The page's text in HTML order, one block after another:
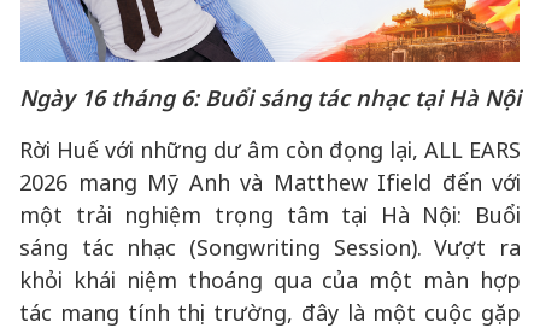
Ngày 16 tháng 6: Buổi sáng tác nhạc tại Hà Nội
Rời Huế với những dư âm còn đọng lại, ALL EARS
2026 mang Mỹ Anh và Matthew Ifield đến với
một trải nghiệm trọng tâm tại Hà Nội: Buổi
sáng tác nhạc (Songwriting Session). Vượt ra
khỏi khái niệm thoáng qua của một màn hợp
tác mang tính thị trường, đây là một cuộc gặp